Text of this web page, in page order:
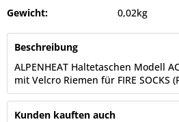
Gewicht:
0,02kg
Beschreibung
ALPENHEAT Haltetaschen Modell
mit Velcro Riemen für FIRE SOCKS
Kunden kauften auch